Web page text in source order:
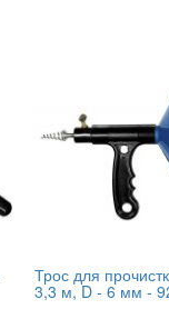
Трос для
3,3 м, D - 6 мм -